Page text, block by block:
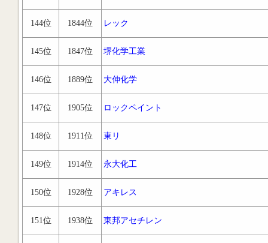
144位 1844位 レック
145位 1847位 堺化学工業
146位 1889位 大伸化学
147位 1905位 ロックペイント
148位 1911位 東リ
149位 1914位 永大化工
150位 1928位 アキレス
151位 1938位 東邦アセチレン